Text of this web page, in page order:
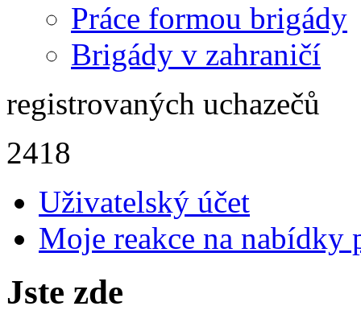
Práce formou brigády
Brigády v zahraničí
registrovaných uchazečů
2418
Uživatelský účet
Moje reakce na nabídky
Jste zde